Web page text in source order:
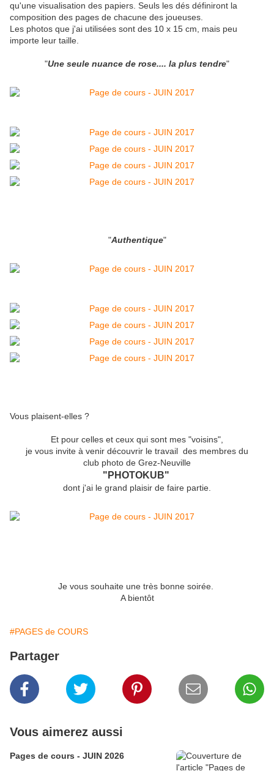
qu'une visualisation des papiers. Seuls les dés définiront la
composition des pages de chacune des joueuses.
Les photos que j'ai utilisées sont des 10 x 15 cm, mais peu
importe leur taille.
"Une seule nuance de rose.... la plus tendre"
"Authentique"
Vous plaisent-elles ?
Et pour celles et ceux qui sont mes "voisins",
je vous invite à venir découvrir le travail des membres du
club photo de Grez-Neuville
"PHOTOKUB"
dont j'ai le grand plaisir de faire partie.
Je vous souhaite une très bonne soirée.
A bientôt
#PAGES de COURS
Partager
Vous aimerez aussi
Pages de cours - JUIN 2026